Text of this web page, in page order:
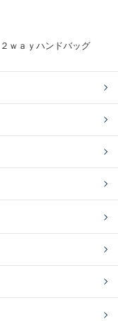
２ｗａｙハンドバッグ